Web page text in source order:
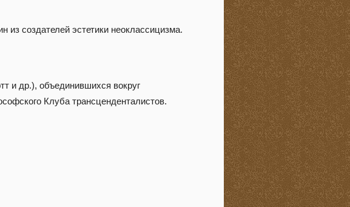
из создателей эстетики неоклассицизма.
и др.), объединившихся вокруг
Клуба трансценденталистов.